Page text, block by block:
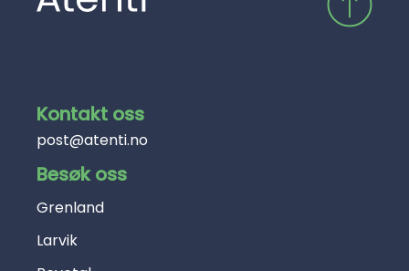
Kontakt oss
post@atenti.no
Besøk oss
Grenland
Larvik